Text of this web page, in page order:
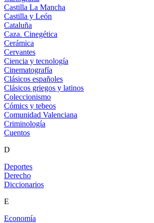
Castilla La Mancha
Castilla y León
Cataluña
Caza. Cinegética
Cerámica
Cervantes
Ciencia y tecnología
Cinematografía
Clásicos españoles
Clásicos griegos y latinos
Coleccionismo
Cómics y tebeos
Comunidad Valenciana
Criminología
Cuentos
D
Deportes
Derecho
Diccionarios
E
Economía